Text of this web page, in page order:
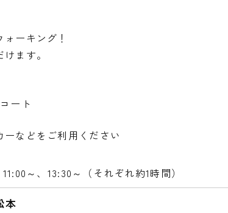
ーキング！
ます。
ート
などをご利用ください
11:00～、13:30～（それぞれ約1時間）
本